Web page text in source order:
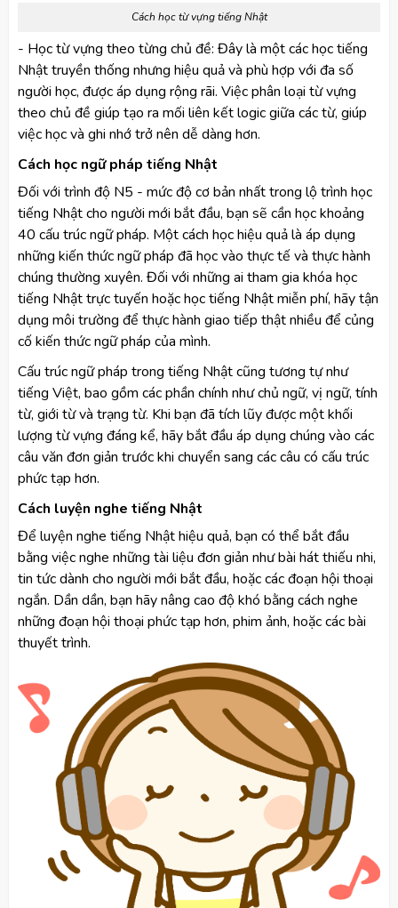
Cách học từ vựng tiếng Nhật
- Học từ vựng theo từng chủ đề: Đây là một các học tiếng
Nhật truyền thống nhưng hiệu quả và phù hợp với đa số
người học, được áp dụng rộng rãi. Việc phân loại từ vựng
theo chủ đề giúp tạo ra mối liên kết logic giữa các từ, giúp
việc học và ghi nhớ trở nên dễ dàng hơn.
Cách học ngữ pháp tiếng Nhật
Đối với trình độ N5 - mức độ cơ bản nhất trong lộ trình học
tiếng Nhật cho người mới bắt đầu, bạn sẽ cần học khoảng
40 cấu trúc ngữ pháp. Một cách học hiệu quả là áp dụng
những kiến thức ngữ pháp đã học vào thực tế và thực hành
chúng thường xuyên. Đối với những ai tham gia khóa học
tiếng Nhật trực tuyến hoặc học tiếng Nhật miễn phí, hãy tận
dụng môi trường để thực hành giao tiếp thật nhiều để củng
cố kiến thức ngữ pháp của mình.
Cấu trúc ngữ pháp trong tiếng Nhật cũng tương tự như
tiếng Việt, bao gồm các phần chính như chủ ngữ, vị ngữ, tính
từ, giới từ và trạng từ. Khi bạn đã tích lũy được một khối
lượng từ vựng đáng kể, hãy bắt đầu áp dụng chúng vào các
câu văn đơn giản trước khi chuyển sang các câu có cấu trúc
phức tạp hơn.
Cách luyện nghe tiếng Nhật
Để luyện nghe tiếng Nhật hiệu quả, bạn có thể bắt đầu
bằng việc nghe những tài liệu đơn giản như bài hát thiếu nhi,
tin tức dành cho người mới bắt đầu, hoặc các đoạn hội thoại
ngắn. Dần dần, bạn hãy nâng cao độ khó bằng cách nghe
những đoạn hội thoại phức tạp hơn, phim ảnh, hoặc các bài
thuyết trình.